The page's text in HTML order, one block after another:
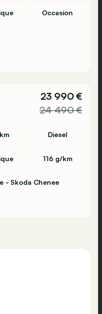
Occasion
23 990 €
24 490 €
Diesel
116 g/km
- Skoda Chenee